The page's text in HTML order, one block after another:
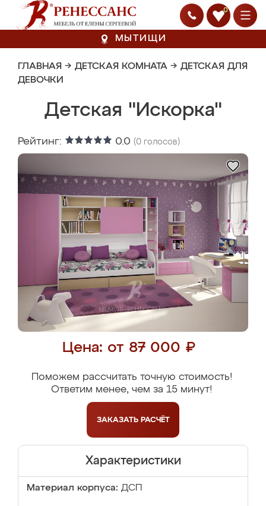
0
МЫТИЩИ
ГЛАВНАЯ → ДЕТСКАЯ КОМНАТА → ДЕТСКАЯ ДЛЯ
ДЕВОЧКИ
Детская "Искорка"
Рейтинг: 0.0 (0 голосов)
Цена: от 87 000 ₽
Поможем рассчитать точную стоимость!
Ответим менее, чем за 15 минут!
ЗАКАЗАТЬ РАСЧЁТ
Характеристики
Материал корпуса: ДСП